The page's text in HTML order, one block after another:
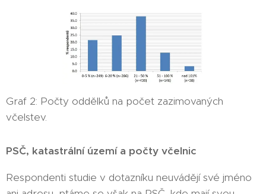
Graf 2: Počty oddělků na počet zazimovaných
včelstev.
PSČ, katastrální území a počty včelnic
Respondenti studie v dotazníku neuvádějí své jméno